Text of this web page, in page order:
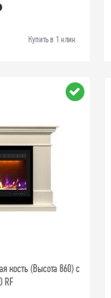
Купить в 1 клик
кость (Высота 860) с
RF